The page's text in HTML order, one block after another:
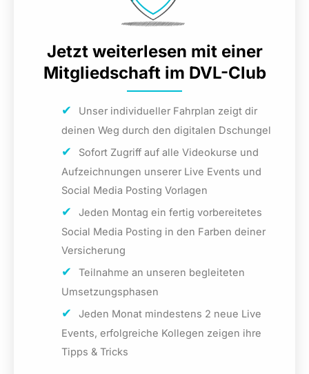
Jetzt weiterlesen mit einer
Mitgliedschaft im DVL-Club
Unser individueller Fahrplan zeigt dir
deinen Weg durch den digitalen Dschungel
Sofort Zugriff auf alle Videokurse und
Aufzeichnungen unserer Live Events und
Social Media Posting Vorlagen
Jeden Montag ein fertig vorbereitetes
Social Media Posting in den Farben deiner
Versicherung
Teilnahme an unseren begleiteten
Umsetzungsphasen
Jeden Monat mindestens 2 neue Live
Events, erfolgreiche Kollegen zeigen ihre
Tipps & Tricks